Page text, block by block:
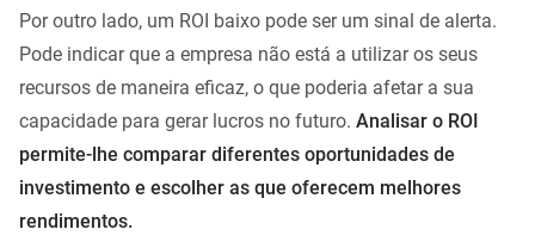
Por outro lado, um ROI baixo pode ser um sinal de alerta.
Pode indicar que a empresa não está a utilizar os seus
recursos de maneira eficaz, o que poderia afetar a sua
capacidade para gerar lucros no futuro. Analisar o ROI
permite-lhe comparar diferentes oportunidades de
investimento e escolher as que oferecem melhores
rendimentos.